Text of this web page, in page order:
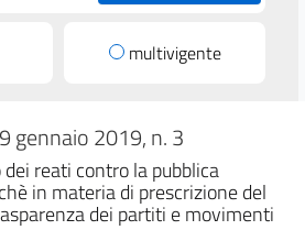
multivigente
gennaio 2019, n. 3
reati contro la pubblica
in materia di prescrizione del
dei partiti e movimenti